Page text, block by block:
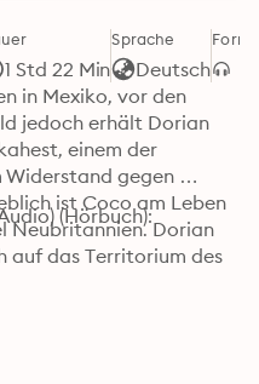
1 Std 22 Min
Sprache
Deutsch
in Mexiko, vor den
jedoch erhält Dorian
einem der
Widerstand gegen
ist Coco am Leben
Neubritannien. Dorian
auf das Territorium des
(Hörbuch):